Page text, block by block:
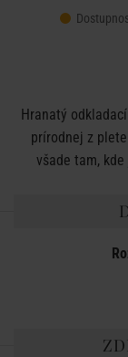
Hranatý
prírodnej z
všade tam,